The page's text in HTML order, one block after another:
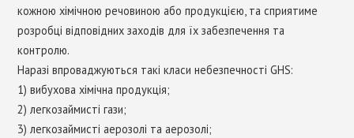
кожною хімічною речовиною або продукцією, та сприятиме
розробці відповідних заходів для їх забезпечення та
контролю.
Наразі впроваджуються такі класи небезпечності GHS:
1) вибухова хімічна продукція;
2) легкозаймисті гази;
3) легкозаймисті аерозолі та аерозолі;